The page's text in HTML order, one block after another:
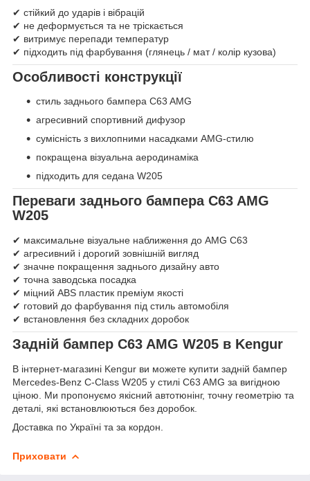
✔ стійкий до ударів і вібрацій
✔ не деформується та не тріскається
✔ витримує перепади температур
✔ підходить під фарбування (глянець / мат / колір кузова)
Особливості конструкції
стиль заднього бампера C63 AMG
агресивний спортивний дифузор
сумісність з вихлопними насадками AMG-стилю
покращена візуальна аеродинаміка
підходить для седана W205
Переваги заднього бампера C63 AMG
W205
✔ максимальне візуальне наближення до AMG C63
✔ агресивний і дорогий зовнішній вигляд
✔ значне покращення заднього дизайну авто
✔ точна заводська посадка
✔ міцний ABS пластик преміум якості
✔ готовий до фарбування під стиль автомобіля
✔ встановлення без складних доробок
Задній бампер C63 AMG W205 в Kengur
В інтернет-магазині Kengur ви можете купити задній бампер
Mercedes-Benz C-Class W205 у стилі C63 AMG за вигідною
ціною. Ми пропонуємо якісний автотюнінг, точну геометрію та
деталі, які встановлюються без доробок.
Доставка по Україні та за кордон.
Приховати